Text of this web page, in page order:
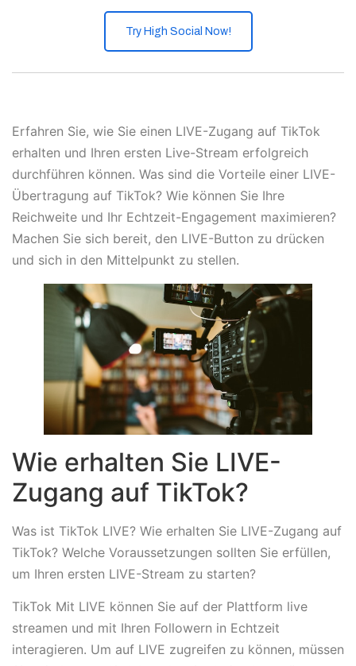
Try High Social Now!
Erfahren Sie, wie Sie einen LIVE-Zugang auf TikTok
erhalten und Ihren ersten Live-Stream erfolgreich
durchführen können. Was sind die Vorteile einer LIVE-
Übertragung auf TikTok? Wie können Sie Ihre
Reichweite und Ihr Echtzeit-Engagement maximieren?
Machen Sie sich bereit, den LIVE-Button zu drücken
und sich in den Mittelpunkt zu stellen.
Wie erhalten Sie LIVE-
Zugang auf TikTok?
Was ist TikTok LIVE? Wie erhalten Sie LIVE-Zugang auf
TikTok? Welche Voraussetzungen sollten Sie erfüllen,
um Ihren ersten LIVE-Stream zu starten?
TikTok Mit LIVE können Sie auf der Plattform live
streamen und mit Ihren Followern in Echtzeit
interagieren. Um auf LIVE zugreifen zu können, müssen